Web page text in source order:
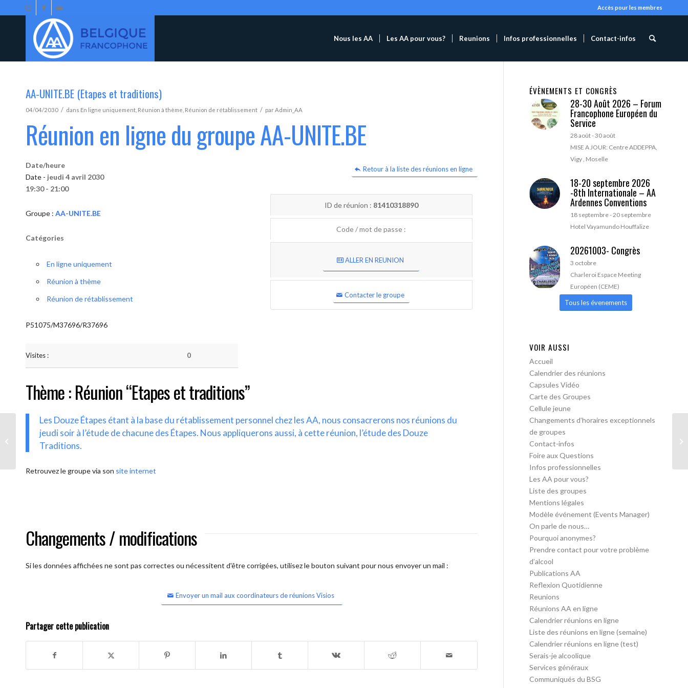
Accès pour les membres
Nous les AA Les AA pour vous? Reunions Infos professionnelles Contact-infos
AA-UNITE.BE (Etapes et traditions)
04/04/2030 / dans En ligne uniquement Réunion à thème Réunion de rétablissement / parAdmin_AA
Réunion en ligne du groupe AA-UNITE.BE
Retour à la liste des réunions en ligne
Date/heure
Date - jeudi 4 avril 2030
19:30 - 21:00
Groupe : AA-UNITE.BE
Catégories
En ligne uniquement
Réunion à thème
Réunion de rétablissement
P51075/M37696/R37696
Visites : 0
ID de réunion : 81410318890
Code / mot de passe :
ALLER EN REUNION
Contacter le groupe
Thème : Réunion “Etapes et traditions”
Les Douze Étapes étant à la base du rétablissement personnel chez les AA, nous consacrerons nos réunions du
jeudi soir à l’étude de chacune des Étapes. Nous appliquerons aussi, à cette réunion, l’étude des Douze
Traditions.
Retrouvez le groupe via son site internet
Changements / modifications
Si les données affichées ne sont pas correctes ou nécessitent d'être corrigées, utilisez le bouton suivant pour nous envoyer un mail :
Envoyer un mail aux coordinateurs de réunions Visios
Partager cette publication
ÉVÈNEMENTS ET CONGRÈS
28-30 Août 2026 – Forum
Francophone Européen du
Service
28 août-30 août
MISE A JOUR: Centre ADDEPPA,
Vigy , Moselle
18-20 septembre 2026
-8th Internationale – AA
Ardennes Conventions
18 septembre-20 septembre
Hotel Vayamundo Houffalize
20261003- Congrès
3 octobre
Charleroi Espace Meeting
Européen (CEME)
Tous les évenements
VOIR AUSSI
Accueil
Calendrier des réunions
Capsules Vidéo
Carte des Groupes
Cellule jeune
Changements d’horaires exceptionnels
de groupes
Contact-infos
Foire aux Questions
Infos professionnelles
Les AA pour vous?
Liste des groupes
Mentions légales
Modèle événement (Events Manager)
On parle de nous…
Pourquoi anonymes?
Prendre contact pour votre problème
d’alcool
Publications AA
Reflexion Quotidienne
Reunions
Réunions AA en ligne
Calendrier réunions en ligne
Liste des réunions en ligne (semaine)
Calendrier réunions en ligne (test)
Serais-je alcoolique
Services généraux
Communiqués du BSG
AA-UNITE.BE (Etapes et traditions)